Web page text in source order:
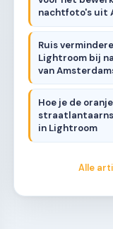
nachtfoto's uit
Ruis
Lightroom bij
van
Hoe je de
in Lightroom
Alle